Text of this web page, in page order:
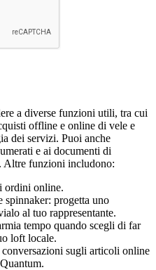
a diverse funzioni utili, tra cui
offline e online di vele e
dei servizi. Puoi anche
e ai documenti di
Altre funzioni includono:
ordini online.
spinnaker: progetta uno
al tuo rappresentante.
tempo quando scegli di far
loft locale.
sugli articoli online